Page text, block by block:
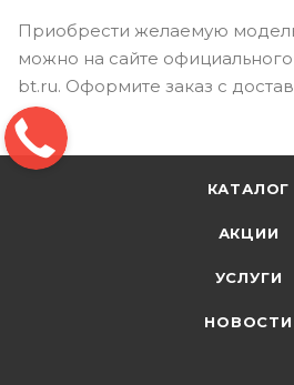
Приобрести желаемую
можно на сайте
bt.ru. Оформите заказ с
КАТАЛОГ
АКЦИИ
УСЛУГИ
НОВОСТИ